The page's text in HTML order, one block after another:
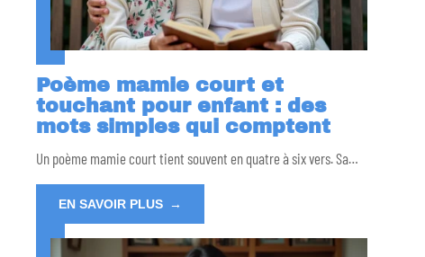
Poème mamie court et
touchant pour enfant : des
mots simples qui comptent
Un poème mamie court tient souvent en quatre à six vers. Sa…
EN SAVOIR PLUS